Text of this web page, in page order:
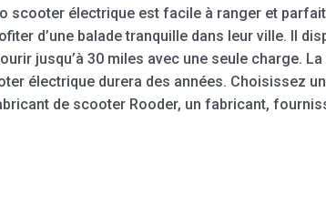
scooter électrique est facile à ranger et
d’une balade tranquille dans leur ville. Il
jusqu’à 30 miles avec une seule charge.
électrique durera des années. Choisissez
de scooter Rooder, un fabricant,